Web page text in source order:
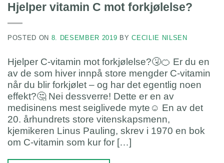
Hjelper vitamin C mot forkjølelse?
POSTED ON 8. DESEMBER 2019 BYCECILIE NILSEN
Hjelper C-vitamin mot forkjølelse?🤧🍊 Er du en
av de som hiver innpå store mengder C-vitamin
når du blir forkjølet – og har det egentlig noen
effekt?🤔 Nei dessverre! Dette er en av
medisinens mest seiglivede myte☺️ En av det
20. århundrets store vitenskapsmenn,
kjemikeren Linus Pauling, skrev i 1970 en bok
om C-vitamin som kur for […]